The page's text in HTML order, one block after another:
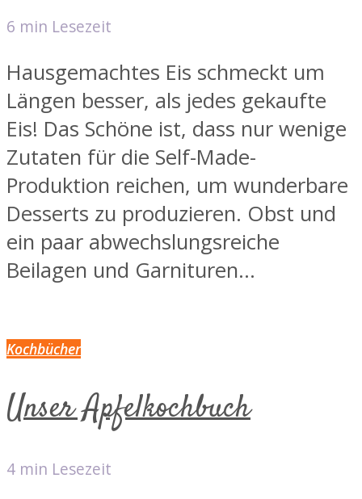
6 min Lesezeit
Hausgemachtes Eis schmeckt um
Längen besser, als jedes gekaufte
Eis! Das Schöne ist, dass nur wenige
Zutaten für die Self-Made-
Produktion reichen, um wunderbare
Desserts zu produzieren. Obst und
ein paar abwechslungsreiche
Beilagen und Garnituren...
Kochbücher
Unser Apfelkochbuch
4 min Lesezeit